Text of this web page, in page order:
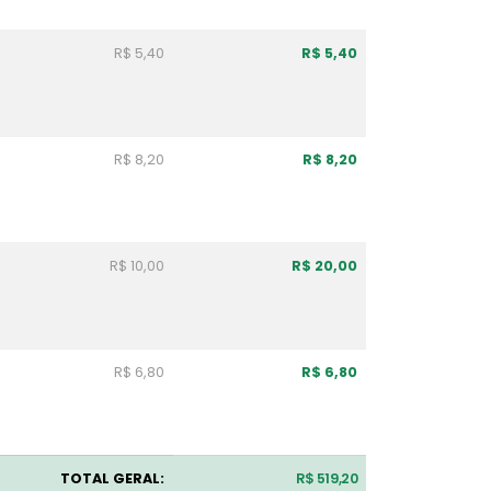
R$ 5,40 R$ 5,40
R$ 8,20 R$ 8,20
R$ 10,00 R$ 20,00
R$ 6,80 R$ 6,80
TOTAL GERAL: R$ 519,20